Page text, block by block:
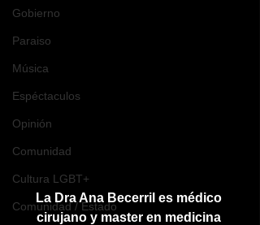
Gobierno
Paraiso
Música
Espéctaculos
Opinión
Comunidad
Cultura LGBT+
Comunidad / Estado
La Dra Ana Becerril es médico
cirujano y master en medicina